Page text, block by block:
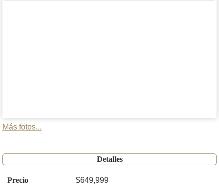
Más fotos...
Detalles
Precio $649,999